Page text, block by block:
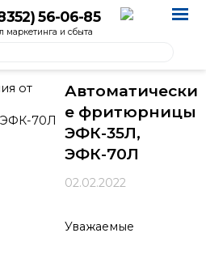
56-06-85
маркетинга и сбыта
Автоматически
е фритюрницы
ЭФК-35Л,
ЭФК-70Л
02.02.2022
Уважаемые